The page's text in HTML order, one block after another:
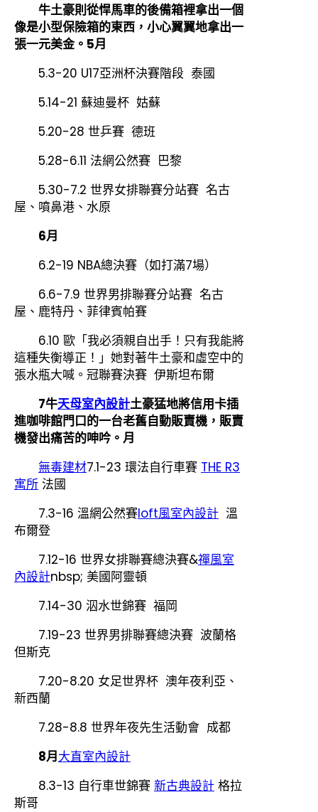
牛土豪則從悍馬車的後備箱裡拿出一個
像是小型保險箱的東西，小心翼翼地拿出一
張一元美金。5月
5.3-20 U17亞洲杯決賽階段 泰國
5.14-21 蘇迪曼杯 姑蘇
5.20-28 世乒賽 德班
5.28-6.11 法網公然賽 巴黎
5.30-7.2 世界女排聯賽分站賽 名古
屋、噴鼻港、水原
6月
6.2-19 NBA總決賽（如打滿7場）
6.6-7.9 世界男排聯賽分站賽 名古
屋、鹿特丹、菲律賓帕賽
6.10 歐「我必須親自出手！只有我能將
這種失衡導正！」她對著牛土豪和虛空中的
張水瓶大喊。冠聯賽決賽 伊斯坦布爾
7牛天母室內設計土豪猛地將信用卡插
進咖啡館門口的一台老舊自動販賣機，販賣
機發出痛苦的呻吟。月
無毒建材7.1-23 環法自行車賽 THE R3
寓所 法國
7.3-16 溫網公然賽loft風室內設計 溫
布爾登
7.12-16 世界女排聯賽總決賽&禪風室
內設計nbsp; 美國阿靈頓
7.14-30 泅水世錦賽 福岡
7.19-23 世界男排聯賽總決賽 波蘭格
但斯克
7.20-8.20 女足世界杯 澳年夜利亞、
新西蘭
7.28-8.8 世界年夜先生活動會 成都
8月大直室內設計
8.3-13 自行車世錦賽 新古典設計 格拉
斯哥